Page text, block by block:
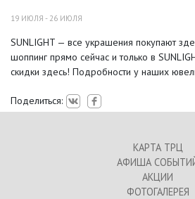
19 ИЮЛЯ - 26 ИЮЛЯ
SUNLIGHT — все украшения покупают
шоппинг прямо сейчас и только в
скидки здесь! Подробности у наших
Поделиться:
КАРТА ТРЦ
АФИША
АКЦИИ
ФОТОГАЛЕРЕЯ